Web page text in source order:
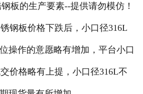
合作伙伴
板的生产要素--提供请勿模仿！
钢板价格下跌后，小口径316L
操作的意愿略有增加，平台小口
价格略有上提，小口径316L不